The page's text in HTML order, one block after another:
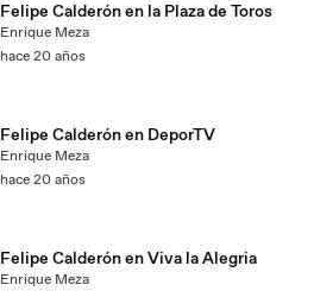
Felipe Calderón en la Plaza de Toros
Enrique Meza
hace 20 años
Felipe Calderón en DeporTV
Enrique Meza
hace 20 años
Felipe Calderón en Viva la Alegria
Enrique Meza